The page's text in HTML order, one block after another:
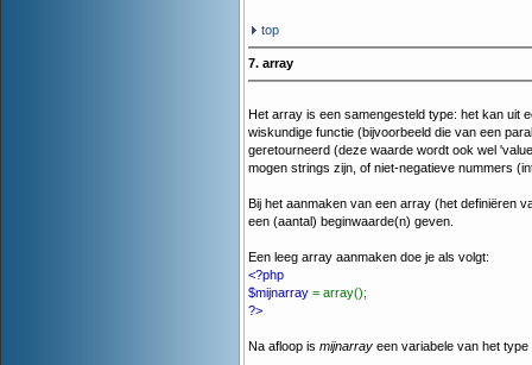
top
7. array
Het array is een samengesteld type: het kan uit
wiskundige functie (bijvoorbeeld die van een
geretourneerd (deze waarde wordt ook wel
mogen strings zijn, of niet-negatieve nummers
Bij het aanmaken van een array (het definiëren
een (aantal) beginwaarde(n) geven.
Een leeg array aanmaken doe je als volgt:
<?php
$mijnarray = array();
?>
Na afloop is mijnarray een variabele van het